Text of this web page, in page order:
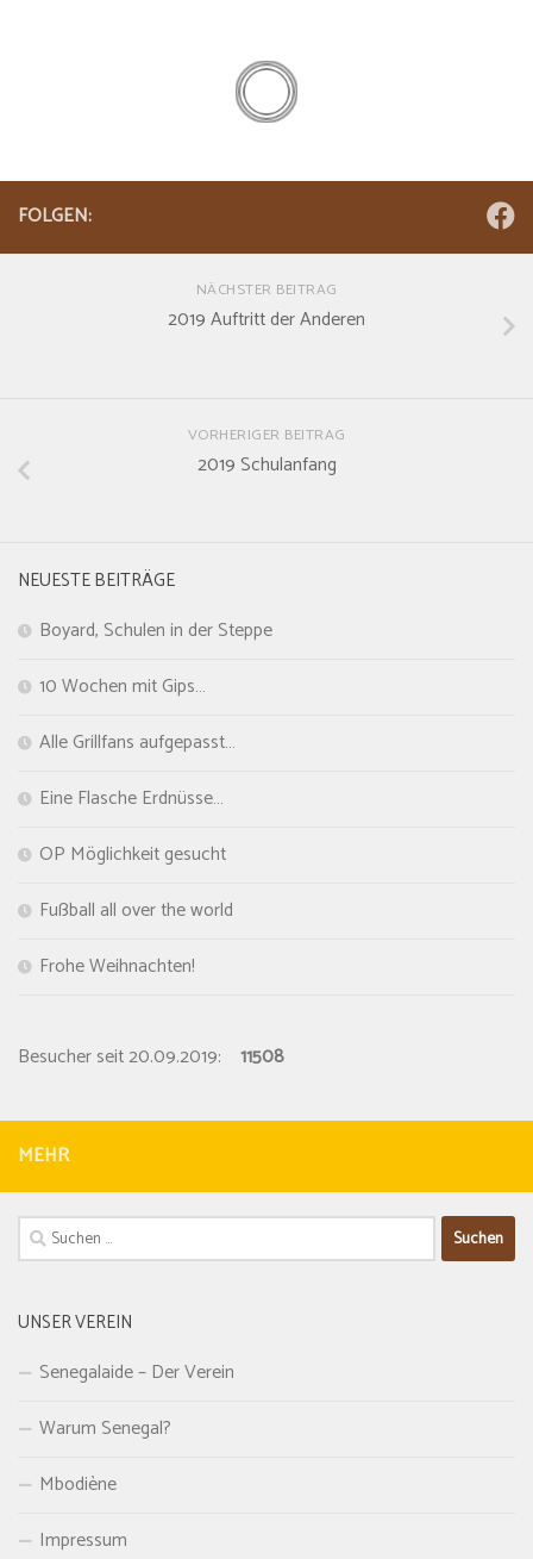
FOLGEN:
NÄCHSTER BEITRAG
2019 Auftritt der Anderen
VORHERIGER BEITRAG
2019 Schulanfang
NEUESTE BEITRÄGE
Boyard, Schulen in der Steppe
10 Wochen mit Gips…
Alle Grillfans aufgepasst…
Eine Flasche Erdnüsse…
OP Möglichkeit gesucht
Fußball all over the world
Frohe Weihnachten!
Besucher seit 20.09.2019: 11508
MEHR
Suchen
nach:
UNSER VEREIN
Senegalaide – Der Verein
Warum Senegal?
Mbodiène
Impressum